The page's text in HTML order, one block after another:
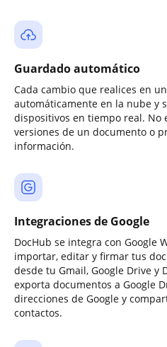
Guardado automático
Cada cambio que realices en
automáticamente en la nube y
dispositivos en tiempo real. No
versiones de un documento o
información.
Integraciones de Google
DocHub se integra con Google
importar, editar y firmar tus
desde tu Gmail, Google Drive y
exporta documentos a Google
direcciones de Google y
contactos.